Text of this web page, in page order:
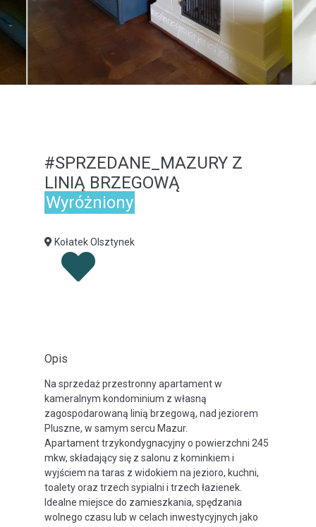
#SPRZEDANE_MAZURY Z
LINIĄ BRZEGOWĄ
Wyróżniony
Kołatek Olsztynek
Opis
Na sprzedaż przestronny apartament w
kameralnym kondominium z własną
zagospodarowaną linią brzegową, nad jeziorem
Pluszne, w samym sercu Mazur.
Apartament trzykondygnacyjny o powierzchni 245
mkw, składający się z salonu z kominkiem i
wyjściem na taras z widokiem na jezioro, kuchni,
toalety oraz trzech sypialni i trzech łazienek.
Idealne miejsce do zamieszkania, spędzania
wolnego czasu lub w celach inwestycyjnych jako